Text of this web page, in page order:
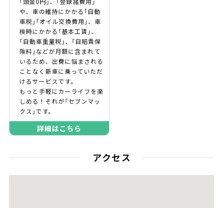
や、車の維持にかかる｢自動
車税｣｢オイル交換費用｣、車
検時にかかる｢基本工賃｣、
｢自動車重量税｣、｢自賠責保
険料｣などが月額に含まれて
いるため、出費に悩まされる
ことなく新車に乗っていただ
けるサービスです。
もっと手軽にカーライフを楽
しめる！それが｢セブンマッ
クス｣です。
詳細はこちら
アクセス